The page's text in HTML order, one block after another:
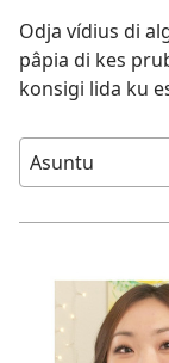
Odja vídius di
pâpia di kes
konsigi lida ku